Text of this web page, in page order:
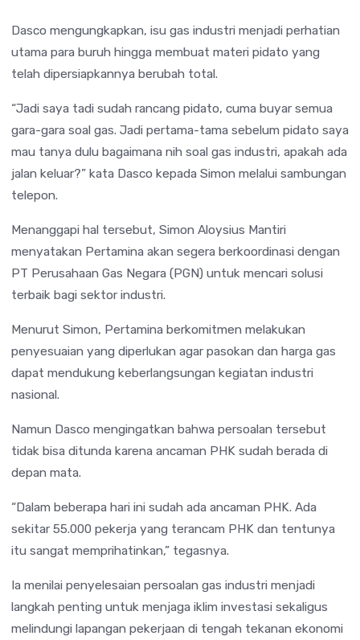
Dasco mengungkapkan, isu gas industri menjadi perhatian
utama para buruh hingga membuat materi pidato yang
telah dipersiapkannya berubah total.
“Jadi saya tadi sudah rancang pidato, cuma buyar semua
gara-gara soal gas. Jadi pertama-tama sebelum pidato saya
mau tanya dulu bagaimana nih soal gas industri, apakah ada
jalan keluar?” kata Dasco kepada Simon melalui sambungan
telepon.
Menanggapi hal tersebut, Simon Aloysius Mantiri
menyatakan Pertamina akan segera berkoordinasi dengan
PT Perusahaan Gas Negara (PGN) untuk mencari solusi
terbaik bagi sektor industri.
Menurut Simon, Pertamina berkomitmen melakukan
penyesuaian yang diperlukan agar pasokan dan harga gas
dapat mendukung keberlangsungan kegiatan industri
nasional.
Namun Dasco mengingatkan bahwa persoalan tersebut
tidak bisa ditunda karena ancaman PHK sudah berada di
depan mata.
“Dalam beberapa hari ini sudah ada ancaman PHK. Ada
sekitar 55.000 pekerja yang terancam PHK dan tentunya
itu sangat memprihatinkan,” tegasnya.
Ia menilai penyelesaian persoalan gas industri menjadi
langkah penting untuk menjaga iklim investasi sekaligus
melindungi lapangan pekerjaan di tengah tekanan ekonomi